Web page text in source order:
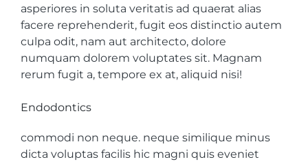
asperiores in soluta veritatis ad quaerat alias
facere reprehenderit, fugit eos distinctio autem
culpa odit, nam aut architecto, dolore
numquam dolorem voluptates sit. Magnam
rerum fugit a, tempore ex at, aliquid nisi!
Endodontics
commodi non neque. neque similique minus
dicta voluptas facilis hic magni quis eveniet